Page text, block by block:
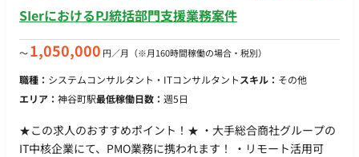
SIerにおけるPJ統括部門支援業務案件
〜1,050,000 円／月 （※月160時間稼働の場合・税別）
職種： システムコンサルタント・ITコンサルタントスキル： その他
エリア： 神谷町駅最低稼働日数： 週5日
★この求人のおすすめポイント！★ ・大手総合商社グループの
IT中核企業にて、PMO業務に携われます！ ・リモート活用可